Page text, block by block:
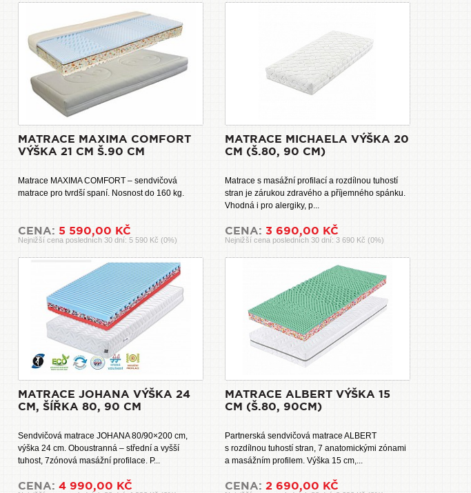
MATRACE MAXIMA COMFORT
VÝŠKA 21 CM Š.90 CM
Matrace MAXIMA COMFORT – sendvičová
matrace pro tvrdší spaní. Nosnost do 160 kg.
CENA: 5 590,00 KČ
Nejnižší cena posledních 30 dní: 5 590 Kč (0%)
MATRACE MICHAELA VÝŠKA 20
CM (Š.80, 90 CM)
Matrace s masážní profilací a rozdílnou tuhostí
stran je zárukou zdravého a příjemného spánku.
Vhodná i pro alergiky, p...
CENA: 3 690,00 KČ
Nejnižší cena posledních 30 dní: 3 690 Kč (0%)
MATRACE JOHANA VÝŠKA 24
CM, ŠÍŘKA 80, 90 CM
Sendvičová matrace JOHANA 80/90×200 cm,
výška 24 cm. Oboustranná – střední a vyšší
tuhost, 7zónová masážní profilace. P...
CENA: 4 990,00 KČ
MATRACE ALBERT VÝŠKA 15
CM (Š.80, 90CM)
Partnerská sendvičová matrace ALBERT
s rozdílnou tuhostí stran, 7 anatomickými zónami
a masážním profilem. Výška 15 cm,...
CENA: 2 690,00 KČ